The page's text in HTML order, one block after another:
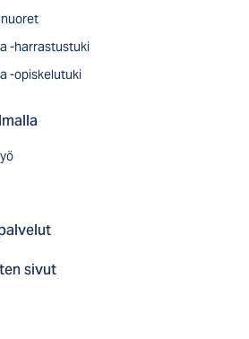
-harrastustuki
-opiskelutuki
sivut